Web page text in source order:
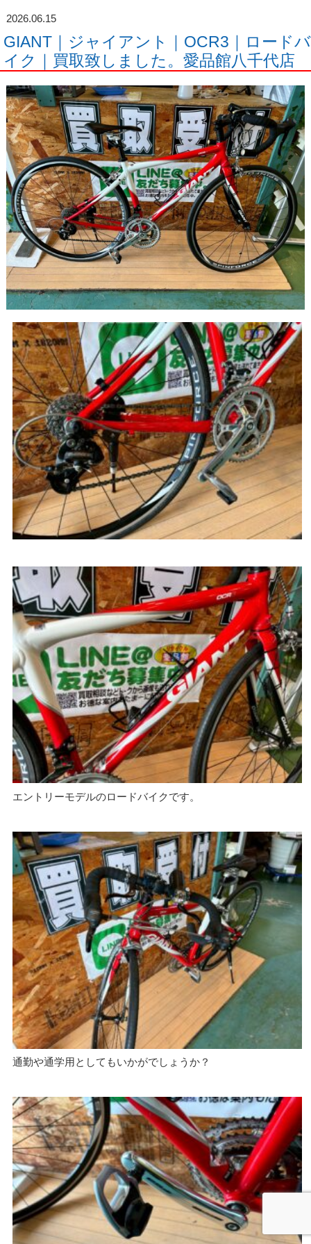
2026.06.15
GIANT｜ジャイアント｜OCR3｜ロードバ
イク｜買取致しました。愛品館八千代店
エントリーモデルのロードバイクです。
通勤や通学用としてもいかがでしょうか？